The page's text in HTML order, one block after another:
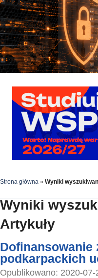
Strona główna » Wyniki
Wyniki
Artykuły
Dofinansowanie
podkarpackich
Opublikowano: 2020-